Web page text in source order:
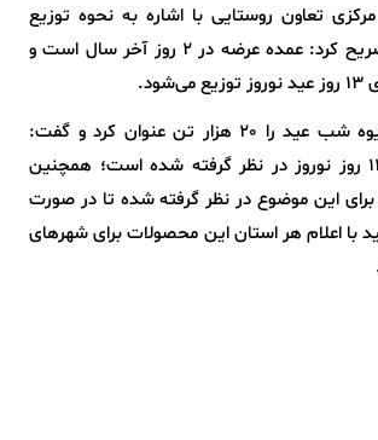
تعاون روستایی با اشاره به نحوه توزیع
میوه شب عید، تصریح کرد: عمده عرضه در 2 روز آخر سال است و
وی میزان عرضه میوه شب عید را 20 هزار تن عنوان کرد و گفت:
مقداری نیز برای 13 روز نوروز در نظر گرفته شده است؛ همچنین
برای این موضوع در نظر گرفته شده تا در صورت
با اعلام هر استان این محصولات برای شهرهای